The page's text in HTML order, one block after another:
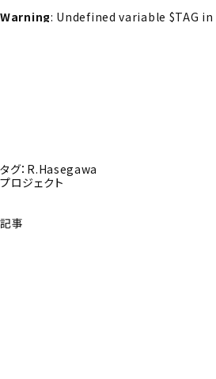
Warning: Undefined variable $TAG in
タグ：R.Hasegawa
プロジェクト
記事